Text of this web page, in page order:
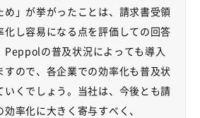
め」が挙がったことは、請求書受領
化し容易になる点を評価しての回答
Peppolの普及状況によっても導入
すので、各企業での効率化も普及状
いくでしょう。当社は、今後とも請
率化に大きく寄与すべく、